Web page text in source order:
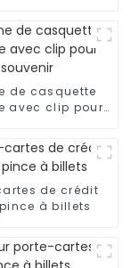
de casquette
avec clip pour
de crédit
à billets